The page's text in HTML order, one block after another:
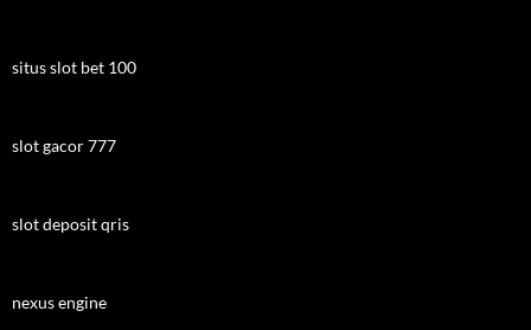
situs slot bet 100
slot gacor 777
slot deposit qris
nexus engine